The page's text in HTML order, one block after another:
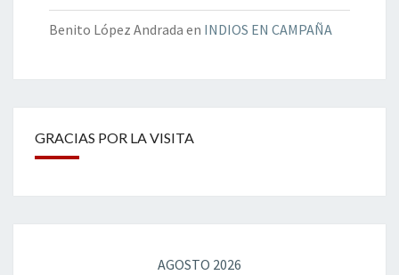
Benito López Andrada en INDIOS EN CAMPAÑA
GRACIAS POR LA VISITA
AGOSTO 2026